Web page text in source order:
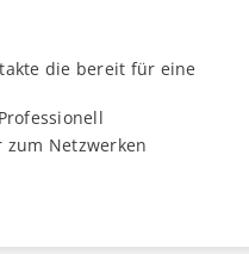
die bereit für eine
Netzwerken